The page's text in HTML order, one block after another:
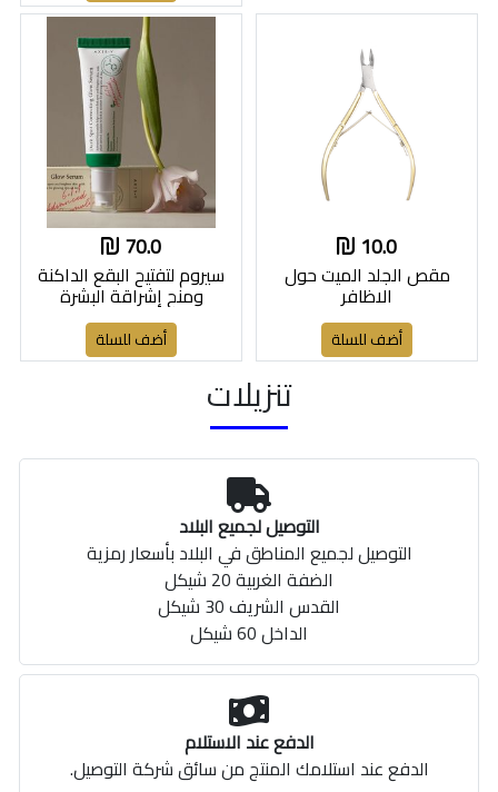
10.0
مقص الجلد الميت حول
الاظافر
أضف للسلة
70.0
سيروم لتفتيح البقع الداكنة
ومنح إشراقة البشرة
أضف للسلة
تنزيلات
التوصيل لجميع البلاد
التوصيل لجميع المناطق في البلاد بأسعار رمزية
الضفة الغربية 20 شيكل
القدس الشريف 30 شيكل
الداخل 60 شيكل
الدفع عند الاستلام
الدفع عند استلامك المنتج من سائق شركة التوصيل.